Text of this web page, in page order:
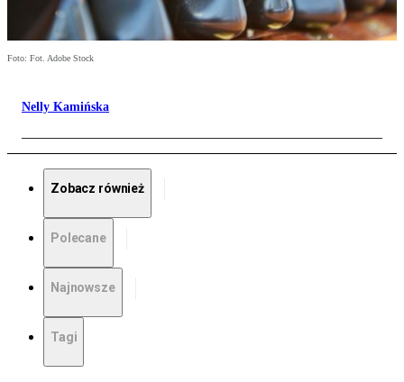
Foto: Fot. Adobe Stock
Nelly Kamińska
Zobacz również
Polecane
Najnowsze
Tagi